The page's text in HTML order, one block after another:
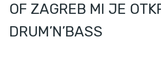
OF ZAGREB MI JE
DRUM’N’BASS